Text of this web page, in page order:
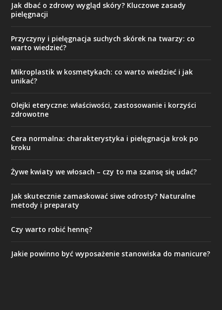
Jak dbać o zdrowy wygląd skóry? Kluczowe zasady
pielęgnacji
Przyczyny i pielęgnacja suchych skórek na twarzy: co
warto wiedzieć?
Mikroplastik w kosmetykach: co warto wiedzieć i jak
unikać?
Olejki eteryczne: właściwości, zastosowanie i korzyści
zdrowotne
Cera normalna: charakterystyka i pielęgnacja krok po
kroku
Żywe kwiaty we włosach – czy to ma szansę się udać?
Jak skutecznie zamaskować siwe odrosty? Naturalne
metody i preparaty
Czy warto robić hennę?
Jakie powinno być wyposażenie stanowiska do manicure?